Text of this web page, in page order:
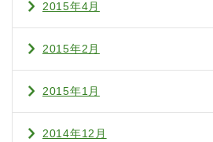
2015年4月
2015年2月
2015年1月
2014年12月